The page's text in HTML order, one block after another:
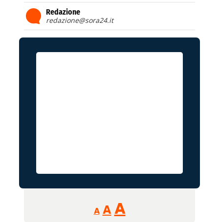
Redazione
redazione@sora24.it
A
Reducir
tamaño
A Restablecer
AAumentar